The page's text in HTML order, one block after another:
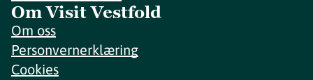
Om Visit Vestfold
Om oss
Personvernerklæring
Cookies